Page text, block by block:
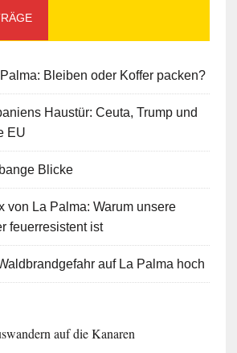
Bleiben oder Koffer packen?
Haustür: Ceuta, Trump und
EU
Blicke
von La Palma: Warum unsere
feuerresistent ist
auf La Palma hoch